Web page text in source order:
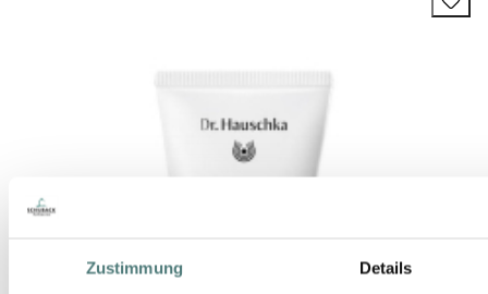
Zustimmung Details